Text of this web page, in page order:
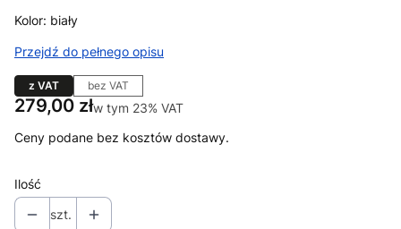
Kolor: biały
Przejdź do pełnego opisu
z VAT bez VAT
Cena
279,00 złw tym 23% VAT
w tym 23% VAT
Ceny podane bez kosztów dostawy.
Ilość
szt.